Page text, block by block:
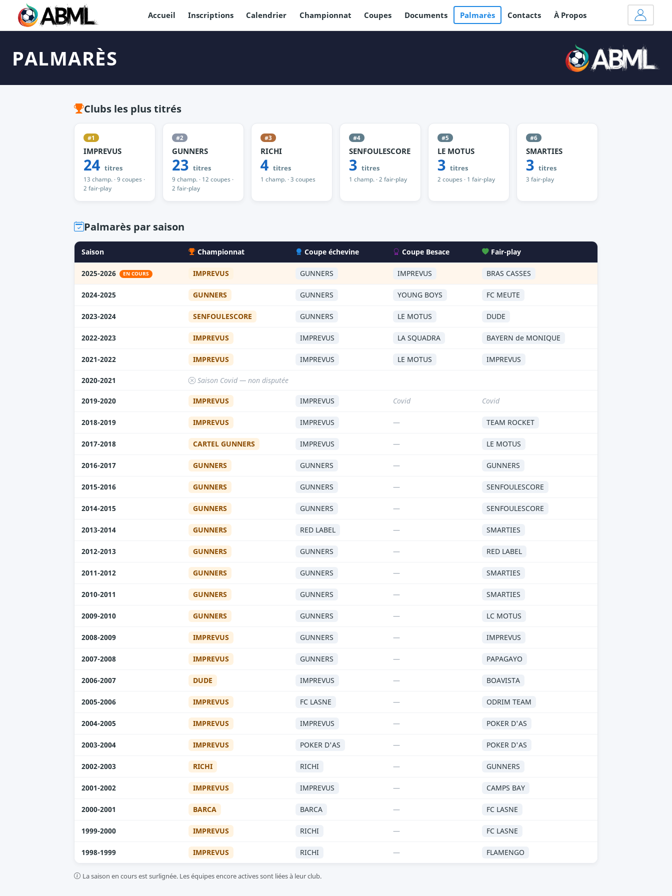
Accueil Inscriptions Calendrier Championnat Coupes Documents Palmarès Contacts À Propos
PALMARÈS
Clubs les plus titrés
#1
IMPREVUS
24 titres
13 champ. · 9 coupes ·
2 fair-play
#2
GUNNERS
23 titres
9 champ. · 12 coupes ·
2 fair-play
#3
RICHI
4 titres
1 champ. · 3 coupes
#4
SENFOULESCORE
3 titres
1 champ. · 2 fair-play
#5
LE MOTUS
3 titres
2 coupes · 1 fair-play
#6
SMARTIES
3 titres
3 fair-play
Palmarès par saison
Saison Championnat Coupe échevine Coupe Besace Fair-play
2025-2026 EN COURS IMPREVUS GUNNERS IMPREVUS BRAS CASSES
2024-2025 GUNNERS GUNNERS YOUNG BOYS FC MEUTE
2023-2024 SENFOULESCORE GUNNERS LE MOTUS DUDE
2022-2023 IMPREVUS IMPREVUS LA SQUADRA BAYERN de MONIQUE
2021-2022 IMPREVUS IMPREVUS LE MOTUS IMPREVUS
2020-2021 Saison Covid — non disputée
2019-2020 IMPREVUS IMPREVUS Covid Covid
2018-2019 IMPREVUS IMPREVUS — TEAM ROCKET
2017-2018 CARTEL GUNNERS IMPREVUS — LE MOTUS
2016-2017 GUNNERS GUNNERS — GUNNERS
2015-2016 GUNNERS GUNNERS — SENFOULESCORE
2014-2015 GUNNERS GUNNERS — SENFOULESCORE
2013-2014 GUNNERS RED LABEL — SMARTIES
2012-2013 GUNNERS GUNNERS — RED LABEL
2011-2012 GUNNERS GUNNERS — SMARTIES
2010-2011 GUNNERS GUNNERS — SMARTIES
2009-2010 GUNNERS GUNNERS — LC MOTUS
2008-2009 IMPREVUS GUNNERS — IMPREVUS
2007-2008 IMPREVUS GUNNERS — PAPAGAYO
2006-2007 DUDE IMPREVUS — BOAVISTA
2005-2006 IMPREVUS FC LASNE — ODRIM TEAM
2004-2005 IMPREVUS IMPREVUS — POKER D'AS
2003-2004 IMPREVUS POKER D'AS — POKER D'AS
2002-2003 RICHI RICHI — GUNNERS
2001-2002 IMPREVUS IMPREVUS — CAMPS BAY
2000-2001 BARCA BARCA — FC LASNE
1999-2000 IMPREVUS RICHI — FC LASNE
1998-1999 IMPREVUS RICHI — FLAMENGO
La saison en cours est surlignée. Les équipes encore actives sont liées à leur club.